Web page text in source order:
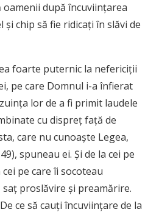
oamenii după încuviinţarea
chip să fie ridicaţi în slăvi de
foarte puternic la nefericiţii
pe care Domnul i-a înfierat
lor de a fi primit laudele
cu dispreţ faţă de
care nu cunoaşte Legea,
spuneau ei. Şi de la cei pe
pe care îi socoteau
proslăvire şi preamărire.
ce să cauţi încuviinţare de la